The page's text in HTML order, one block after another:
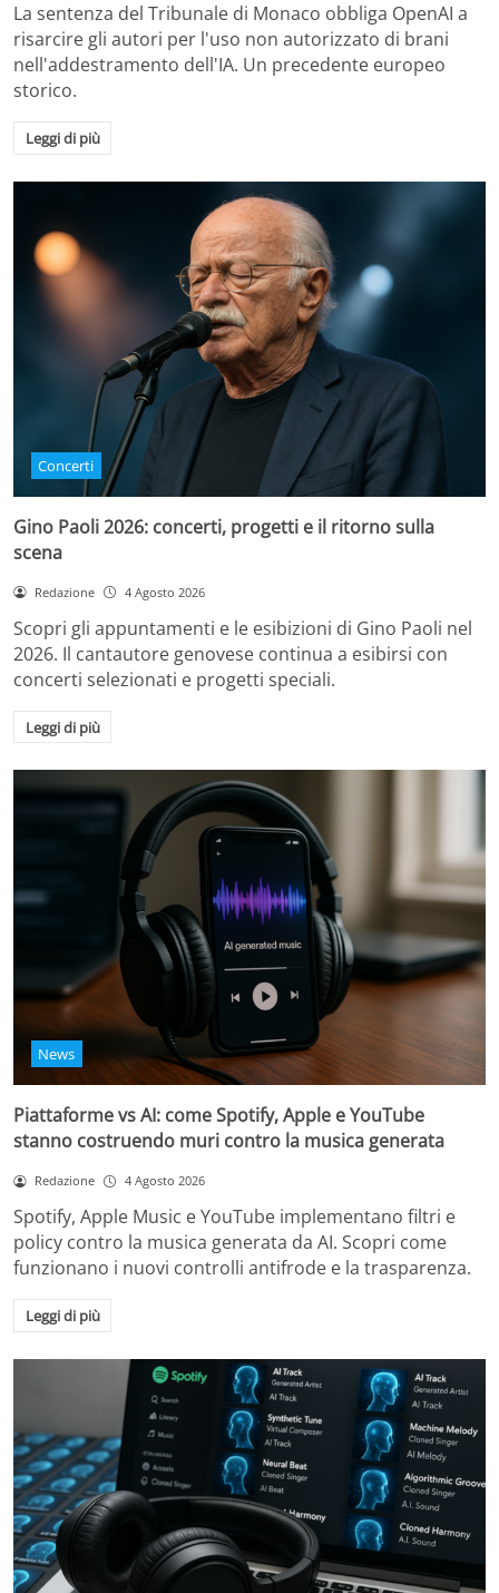
La sentenza del Tribunale di Monaco obbliga OpenAI a
risarcire gli autori per l'uso non autorizzato di brani
nell'addestramento dell'IA. Un precedente europeo
storico.
Leggi di più
Concerti
Gino Paoli 2026: concerti, progetti e il ritorno sulla
scena
Redazione 4 Agosto 2026
Scopri gli appuntamenti e le esibizioni di Gino Paoli nel
2026. Il cantautore genovese continua a esibirsi con
concerti selezionati e progetti speciali.
Leggi di più
News
Piattaforme vs AI: come Spotify, Apple e YouTube
stanno costruendo muri contro la musica generata
Redazione 4 Agosto 2026
Spotify, Apple Music e YouTube implementano filtri e
policy contro la musica generata da AI. Scopri come
funzionano i nuovi controlli antifrode e la trasparenza.
Leggi di più